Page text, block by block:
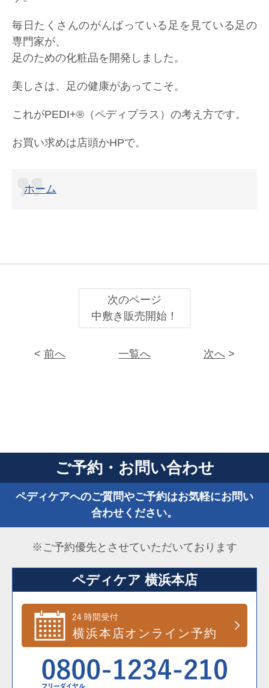
毎日たくさんのがんばっている足を見ている足の
専門家が、
足のための化粧品を開発しました。
美しさは、足の健康があってこそ。
これがPEDI+®（ペディプラス）の考え方です。
お買い求めは店頭かHPで。
ホーム
次のページ
中敷き販売開始！
< 前へ 一覧へ 次へ >
ご予約・お問い合わせ
ペディケアへのご質問やご予約はお気軽にお問い
合わせください。
※ご予約優先とさせていただいております
ペディケア 横浜本店